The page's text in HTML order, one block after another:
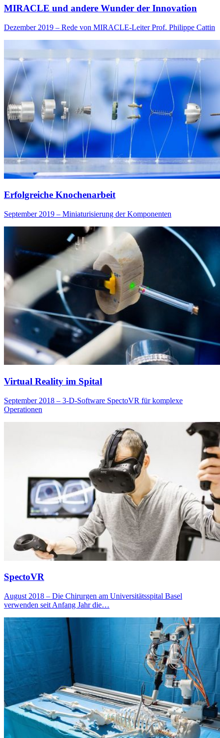
MIRACLE und andere Wunder der Innovation
Dezember 2019 – Rede von MIRACLE-Leiter Prof. Philippe Cattin
Erfolgreiche Knochenarbeit
September 2019 – Miniaturisierung der Komponenten
Virtual Reality im Spital
September 2018 – 3-D-Software SpectoVR für komplexe
Operationen
SpectoVR
August 2018 – Die Chirurgen am Universitätsspital Basel
verwenden seit Anfang Jahr die…